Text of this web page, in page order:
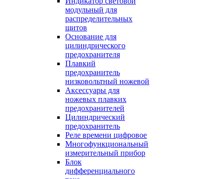
модульный для
распределительных
щитов
Основание для
цилиндрического
предохранителя
Плавкий
предохранитель
низковольтный ножевой
Аксессуары для
ножевых плавких
предохранителей
Цилиндрический
предохранитель
Реле времени цифровое
Многофункциональный
измерительный прибор
Блок
дифференциального